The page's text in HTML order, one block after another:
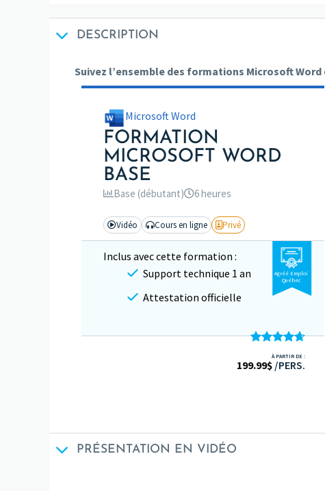
DESCRIPTION
Suivez l’ensemble des formations Microsoft
Microsoft Word
FORMATION
MICROSOFT WORD
BASE
Base (débutant) 6 heures
Vidéo Cours en ligne Privé
Inclus avec cette formation :
Support technique 1 an
Attestation officielle
Agréé Emploi
Québec
Note4.67
sur 5
À PARTIR DE :
199.99$ /PERS.
PRÉSENTATION EN VIDÉO